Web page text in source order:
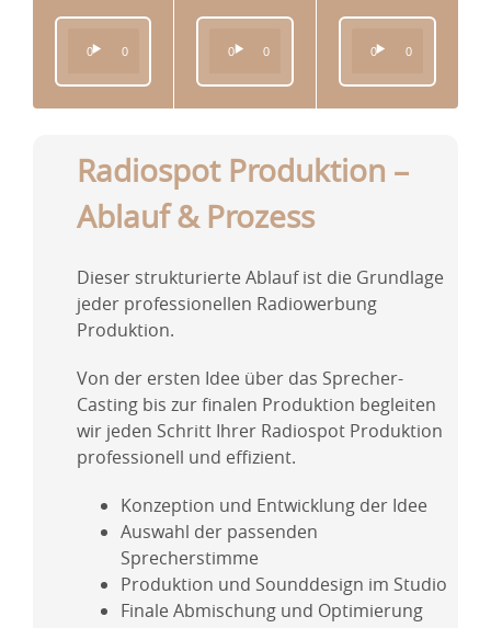
Audio-
00:00 00:00
Audio-
00:00 00:00
Audio-
00:00 00:00
Radiospot Produktion –
Ablauf & Prozess
Dieser strukturierte Ablauf ist die Grundlage
jeder professionellen Radiowerbung
Produktion.
Von der ersten Idee über das Sprecher-
Casting bis zur finalen Produktion begleiten
wir jeden Schritt Ihrer Radiospot Produktion
professionell und effizient.
Konzeption und Entwicklung der Idee
Auswahl der passenden
Sprecherstimme
Produktion und Sounddesign im Studio
Finale Abmischung und Optimierung